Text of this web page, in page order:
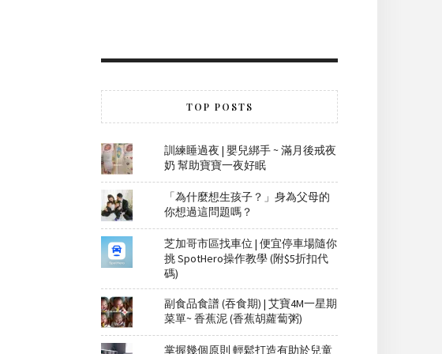
TOP POSTS
訓練睡過夜 | 嬰兒綁手 ~ 滿月後戒夜
奶 幫助寶寶一夜好眠
「為什麼想生孩子？」身為父母的
你想過這問題嗎？
芝加哥市區找車位 | 便宜停車場隨你
挑 SpotHero操作教學 (附$5折扣代
碼)
副食品食譜 (吞食期) | 艾寶4M一星期
菜單~ 香蕉泥 (香蕉胡蘿蔔粥)
掌握幾個原則 輕鬆打造有助於兒童